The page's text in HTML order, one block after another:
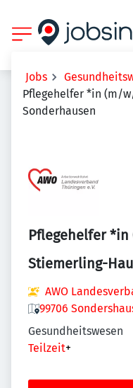
Jobs
Pflegehelfer *in (m/
Sonderhausen
Pflegehelfer
Stiemerling-
AWO
99706
Gesundheitswesen
Teilzeit+